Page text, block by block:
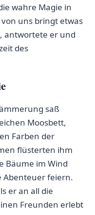
wahre Magie in
uns bringt etwas
antwortete er und
des
saß
Moosbett,
Farben der
flüsterten ihm
​Bäume im Wind
Abenteuer feiern.
er an all die
​Freunden erlebt‍